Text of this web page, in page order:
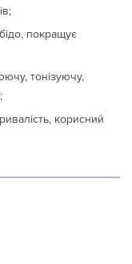
покращує
тонізуючу,
корисний